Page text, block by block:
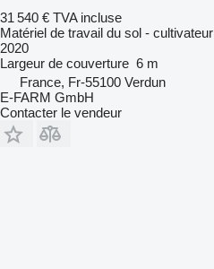
31 540 € TVA incluse
Matériel de travail du sol - cultivateur
2020
Largeur de couverture 6 m
France, Fr-55100 Verdun
E-FARM GmbH
Contacter le vendeur